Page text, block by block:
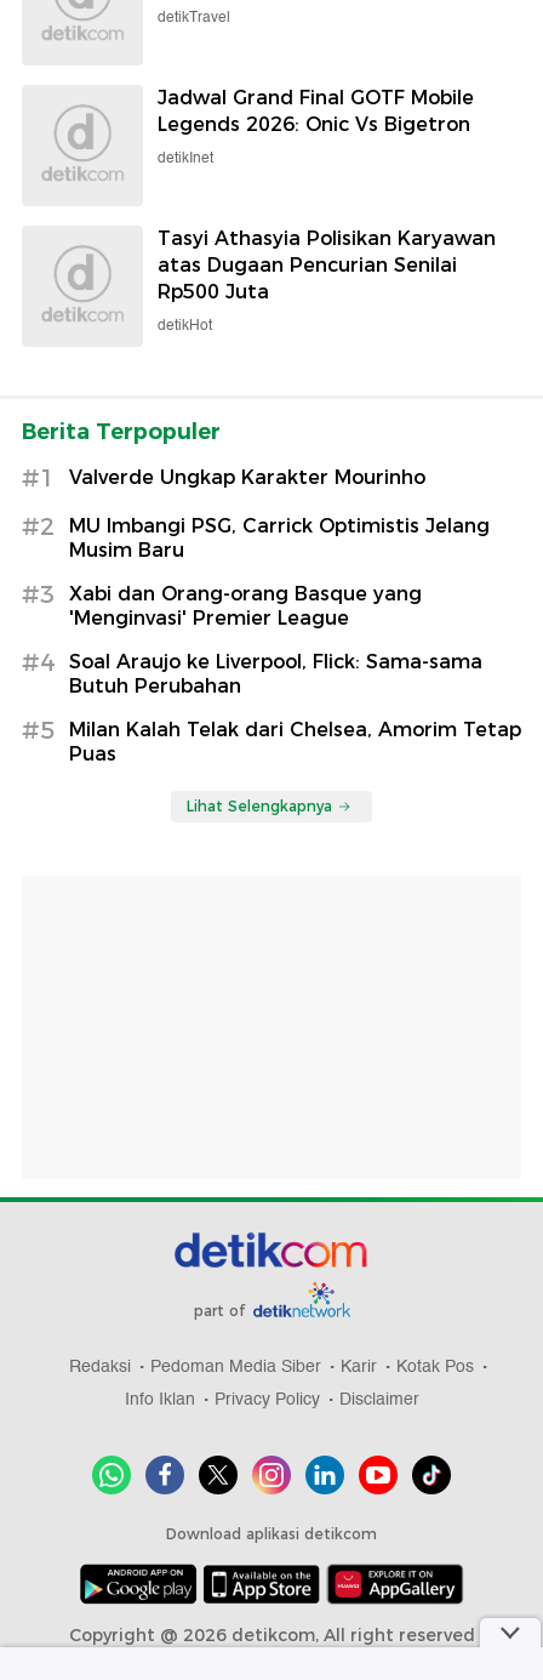
detikTravel
Jadwal Grand Final GOTF Mobile
Legends 2026: Onic Vs Bigetron
detikInet
Tasyi Athasyia Polisikan Karyawan
atas Dugaan Pencurian Senilai
Rp500 Juta
detikHot
Berita Terpopuler
#1 Valverde Ungkap Karakter Mourinho
#2
MU Imbangi PSG, Carrick Optimistis Jelang
Musim Baru
#3
Xabi dan Orang-orang Basque yang
'Menginvasi' Premier League
#4
Soal Araujo ke Liverpool, Flick: Sama-sama
Butuh Perubahan
#5
Milan Kalah Telak dari Chelsea, Amorim Tetap
Puas
Lihat Selengkapnya
part of
Redaksi Pedoman Media Siber Karir
Kotak Pos
Info Iklan
Privacy Policy Disclaimer
Download aplikasi detikcom
Copyright @ 2026 detikcom, All right reserved